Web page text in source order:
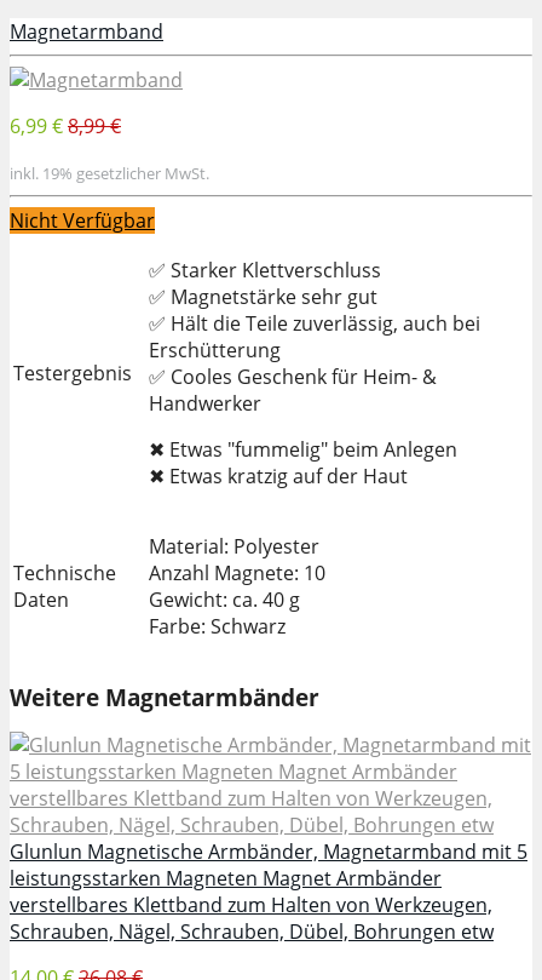
Magnetarmband
6,99 €8,99 €
inkl. 19% gesetzlicher MwSt.
Nicht Verfügbar
Testergebnis
✅ Starker Klettverschluss
✅ Magnetstärke sehr gut
✅ Hält die Teile zuverlässig, auch bei
Erschütterung
✅ Cooles Geschenk für Heim- &
Handwerker
✖ Etwas "fummelig" beim Anlegen
✖ Etwas kratzig auf der Haut
Technische
Daten
Material: Polyester
Anzahl Magnete: 10
Gewicht: ca. 40 g
Farbe: Schwarz
Weitere Magnetarmbänder
Glunlun Magnetische Armbänder, Magnetarmband mit 5
leistungsstarken Magneten Magnet Armbänder
verstellbares Klettband zum Halten von Werkzeugen,
Schrauben, Nägel, Schrauben, Dübel, Bohrungen etw